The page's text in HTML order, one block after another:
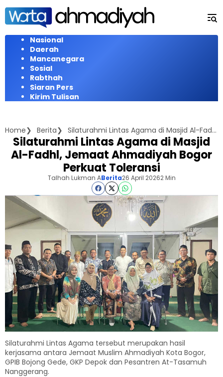
Langsung
konten
Nasional
Daerah
Mancanegara
Sosial
Rabthah
Siaran Pers
Kirim Tulisan
Home Berita Silaturahmi Lintas Agama di Masjid Al-Fadhl, Jemaat Ahmadiyah Bogor Perkuat Toleransi
Silaturahmi Lintas Agama di Masjid
Al-Fadhl, Jemaat Ahmadiyah Bogor
Perkuat Toleransi
Talhah Lukman ABerita26 April 20262 Min
Silaturahmi Lintas Agama tersebut merupakan hasil
kerjasama antara Jemaat Muslim Ahmadiyah Kota Bogor,
GPIB Bojong Gede, GKP Depok dan Pesantren At-Tasamuh
Nanggerang.